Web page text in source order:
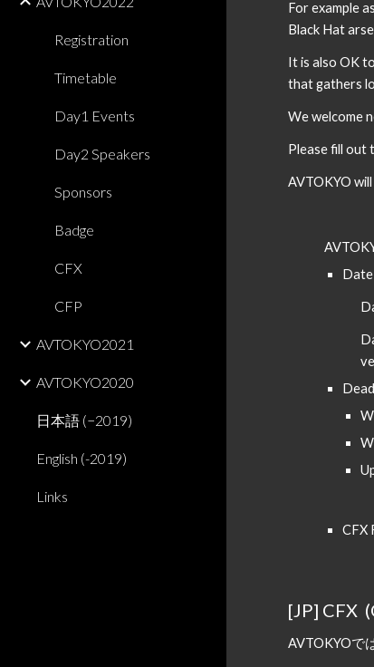
Registration
Timetable
Day1 Events
Day2 Speakers
Sponsors
Badge
CFX
CFP
AVTOKYO2021
AVTOKYO2020
日本語 (−2019)
English (-2019)
Links
For example
Black Hat
It is also OK
that gathers
We welcome
Please fill out
AVTOKYO
Date
CFX
[JP] CFX
AVTOKYOで